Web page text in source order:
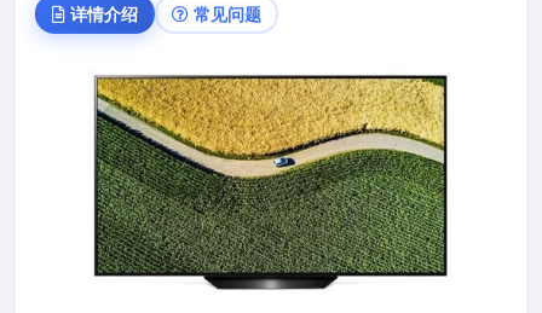
详情介绍 常见问题